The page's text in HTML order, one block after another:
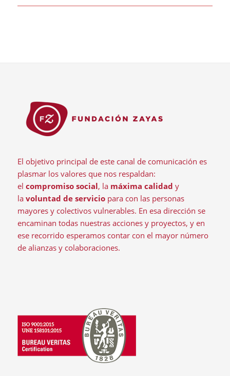
El objetivo principal de este canal de comunicación es
plasmar los valores que nos respaldan:
el compromiso social, la máxima calidad y
la voluntad de serviciopara con las personas
mayores y colectivos vulnerables. En esa dirección se
encaminan todas nuestras acciones y proyectos, y en
ese recorrido esperamos contar con el mayor número
de alianzas y colaboraciones.